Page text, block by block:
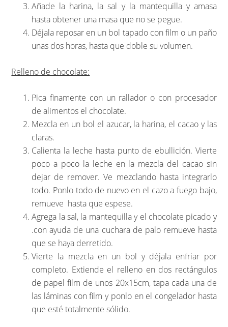
Añade la harina, la sal y la mantequilla y amasa
hasta obtener una masa que no se pegue.
Déjala reposar en un bol tapado con film o un paño
unas dos horas, hasta que doble su volumen.
Relleno de chocolate:
Pica finamente con un rallador o con procesador
de alimentos el chocolate.
Mezcla en un bol el azucar, la harina, el cacao y las
claras.
Calienta la leche hasta punto de ebullición. Vierte
poco a poco la leche en la mezcla del cacao sin
dejar de remover. Ve mezclando hasta integrarlo
todo. Ponlo todo de nuevo en el cazo a fuego bajo,
remueve hasta que espese.
Agrega la sal, la mantequilla y el chocolate picado y
.con ayuda de una cuchara de palo remueve hasta
que se haya derretido.
Vierte la mezcla en un bol y déjala enfriar por
completo. Extiende el relleno en dos rectángulos
de papel film de unos 20x15cm, tapa cada una de
las láminas con film y ponlo en el congelador hasta
que esté totalmente sólido.